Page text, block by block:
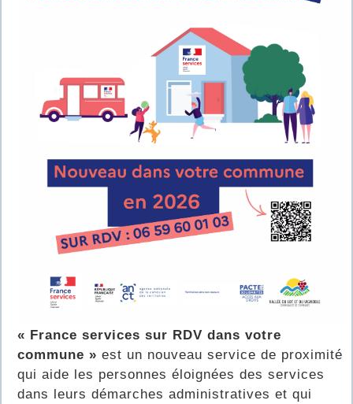
« France services sur RDV dans votre
commune » est un nouveau service de proximité
qui aide les personnes éloignées des services
dans leurs démarches administratives et qui